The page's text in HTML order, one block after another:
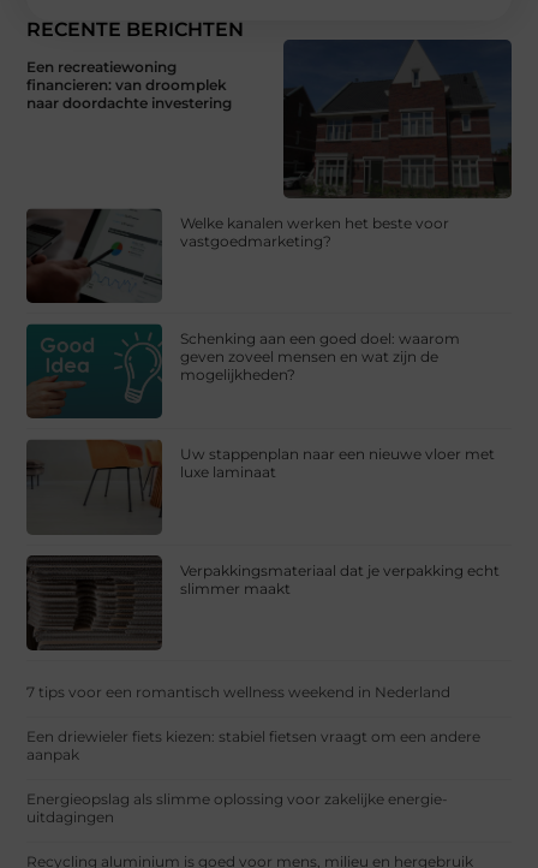
RECENTE BERICHTEN
Een recreatiewoning
financieren: van droomplek
naar doordachte investering
Welke kanalen werken het beste voor
vastgoedmarketing?
Schenking aan een goed doel: waarom
geven zoveel mensen en wat zijn de
mogelijkheden?
Uw stappenplan naar een nieuwe vloer met
luxe laminaat
Verpakkingsmateriaal dat je verpakking echt
slimmer maakt
7 tips voor een romantisch wellness weekend in Nederland
Een driewieler fiets kiezen: stabiel fietsen vraagt om een andere
aanpak
Energieopslag als slimme oplossing voor zakelijke energie-
uitdagingen
Recycling aluminium is goed voor mens, milieu en hergebruik